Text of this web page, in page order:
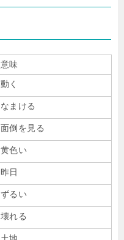
意味
動く
なまける
面倒を見る
黄色い
昨日
ずるい
壊れる